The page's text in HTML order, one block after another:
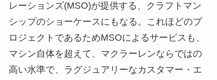
レーションズ(MSO)が提供する、クラフトマン
シップのショーケースにもなる。これほどのプ
ロジェクトであるためMSOによるサービスも、
マシン自体を超えて、マクラーレンならではの
高い水準で、ラグジュアリーなカスタマー・エ